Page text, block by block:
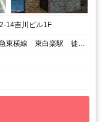
14吉川ビル1F
東急東横線 白楽駅 徒歩5分 東急東横線 東白楽駅 徒歩10分 ブルーライン 岸根公園駅 徒歩15分